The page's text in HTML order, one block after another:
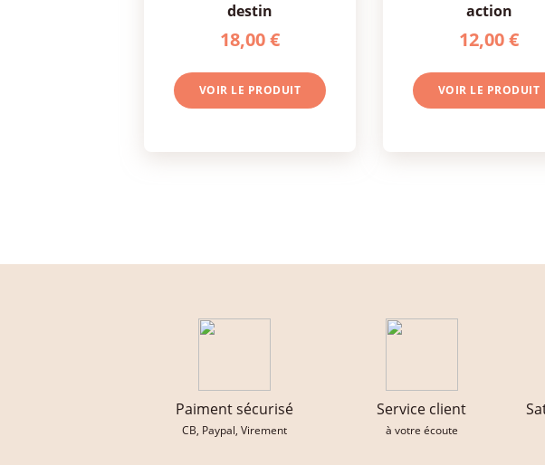
destin
18,00 €
VOIR LE PRODUIT
action
12,00 €
VOIR LE PRODUIT
Paiment sécurisé
CB, Paypal, Virement
Service client
à votre écoute